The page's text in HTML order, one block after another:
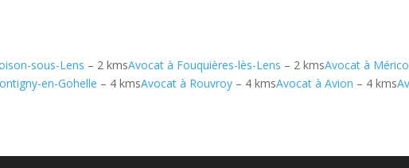
sous-Lens – 2 kmsAvocat à Fouquières-lès-Lens – 2 kmsAvocat à
en-Gohelle – 4 kmsAvocat à Rouvroy – 4 kmsAvocat à Avion – 4 kms